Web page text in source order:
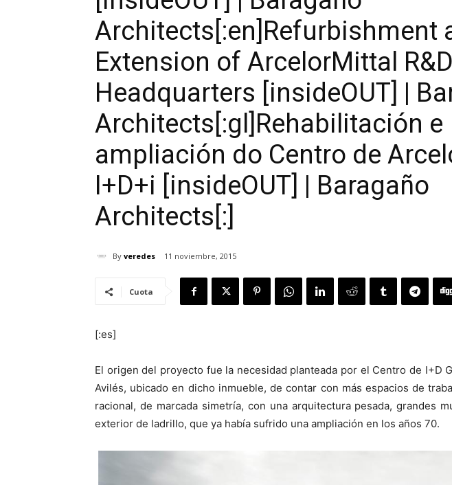
Architects[:en]Refurbishment
Extension of ArcelorMittal R&D
Headquarters [insideOUT] |
Architects[:gl]Rehabilitación e
ampliación do Centro de
I+D+i [insideOUT] | Baragaño
Architects[:]
By veredes 11 noviembre, 2015
Cuota
[:es]
El origen del proyecto fue la necesidad planteada por el Centro de I+D
Avilés, ubicado en dicho inmueble, de contar con más espacios de
racional, de marcada simetría, con una arquitectura pesada, grandes
exterior de ladrillo, que ya había sufrido una ampliación en los años 70.